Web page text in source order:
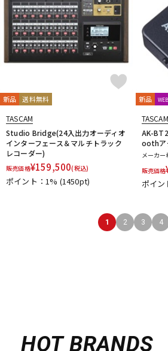
新品 送料無料
TASCAM
Studio Bridge(24入出力オーディオ
インターフェース＆マルチトラック
レコーダー)
販売価格¥159,500(税込)
ポイント：1% (1450pt)
新品
TASCAM
AK-
oothア
メーカー
販売価格
ポイ
1 2 3 4
HOT BRANDS